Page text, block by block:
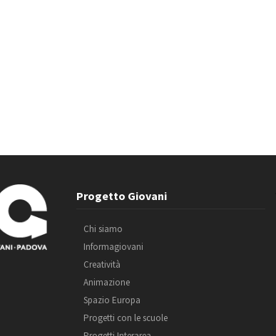
Progetto Giovani
Chi siamo
Informagiovani
Creatività
Animazione
Spazio Europa
Progetti con le scuole